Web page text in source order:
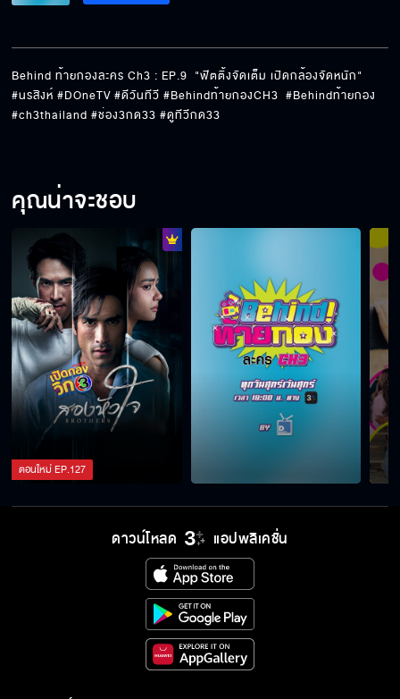
Behind ท้ายกองละคร Ch3 : EP.9  "ฟิตติ้งจัดเต็ม เปิดกล้องจัดหนัก"
#นรสิงห์ #DOneTV #ดีวันทีวี #Behindท้ายกองCH3  #Behindท้ายกอง
#ch3thailand #ช่อง3กด33 #ดูทีวีกด33
คุณน่าจะชอบ
ตอนใหม่EP.127
ดาวน์โหลด แอปพลิเคชั่น